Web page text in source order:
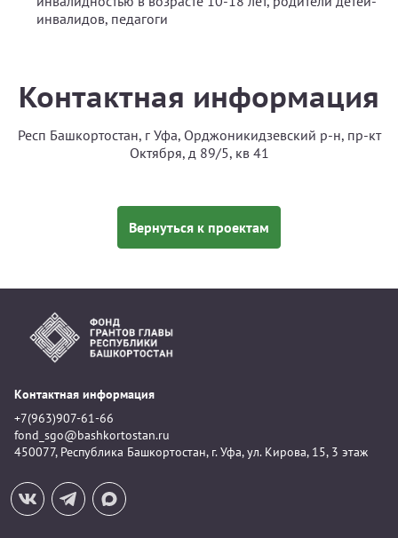
инвалидов, педагоги
Контактная информация
Респ Башкортостан, г Уфа, Орджоникидзевский р-н, пр-кт
Октября, д 89/5, кв 41
Вернуться к проектам
Контактная информация
+7(963)907-61-66
fond_sgo@bashkortostan.ru
450077, Республика Башкортостан, г. Уфа, ул. Кирова, 15, 3 этаж